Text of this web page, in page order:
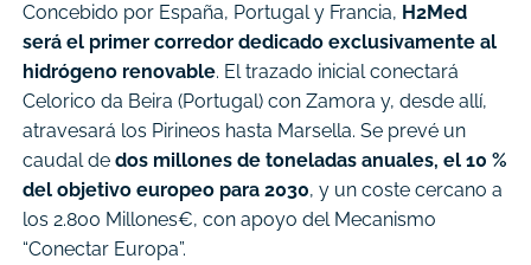
Concebido por España, Portugal y Francia, H2Med
será el primer corredor dedicado exclusivamente al
hidrógeno renovable. El trazado inicial conectará
Celorico da Beira (Portugal) con Zamora y, desde allí,
atravesará los Pirineos hasta Marsella. Se prevé un
caudal de dos millones de toneladas anuales, el 10 %
del objetivo europeo para 2030, y un coste cercano a
los 2.800 Millones€, con apoyo del Mecanismo
“Conectar Europa”.